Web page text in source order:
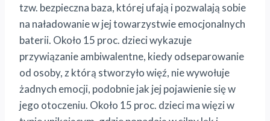
tzw. bezpieczna baza, której ufają i pozwalają sobie
na naładowanie w jej towarzystwie emocjonalnych
baterii. Około 15 proc. dzieci wykazuje
przywiązanie ambiwalentne, kiedy odseparowanie
od osoby, z którą stworzyło więź, nie wywołuje
żadnych emocji, podobnie jak jej pojawienie się w
jego otoczeniu. Około 15 proc. dzieci ma więzi w